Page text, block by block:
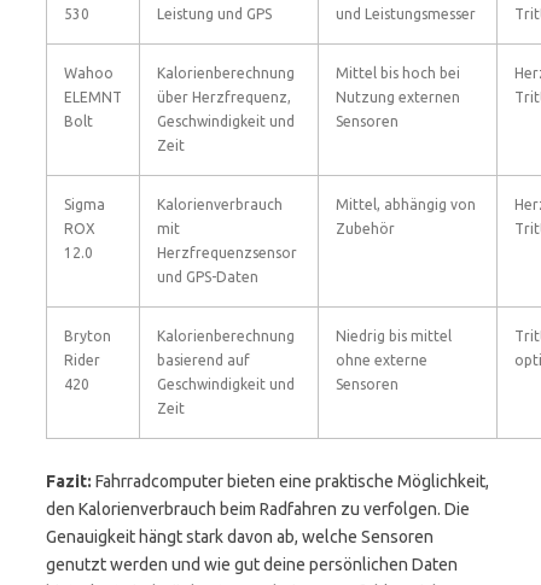
530
Leistung und GPS
und Leistungsmesser
Wahoo
ELEMNT
Bolt
Kalorienberechnung
über Herzfrequenz,
Geschwindigkeit und
Zeit
Mittel bis hoch bei
Nutzung externen
Sensoren
Sigma
ROX
12.0
Kalorienverbrauch
mit
Herzfrequenzsensor
und GPS-Daten
Mittel, abhängig von
Zubehör
Bryton
Rider
420
Kalorienberechnung
basierend auf
Geschwindigkeit und
Zeit
Niedrig bis mittel
ohne externe
Sensoren
Fazit: Fahrradcomputer bieten eine praktische Möglichkeit,
den Kalorienverbrauch beim Radfahren zu verfolgen. Die
Genauigkeit hängt stark davon ab, welche Sensoren
genutzt werden und wie gut deine persönlichen Daten